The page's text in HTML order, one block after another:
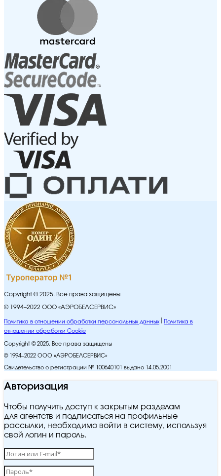
Copyright © 2025. Все права защищены
© 1994–2022 ООО «АЭРОБЕЛСЕРВИС»
Политика в отношении обработки персональных данных
Политика в
отношении обработки Cookie
Copyright © 2025. Все права защищены
© 1994–2022 ООО «АЭРОБЕЛСЕРВИС»
Свидетельство о регистрации № 100640101 выдано 14.05.2001
Авторизация
Чтобы получить доступ к закрытым разделам
для агентств и подписаться на профильные
рассылки, необходимо войти в систему, используя
свой логин и пароль.